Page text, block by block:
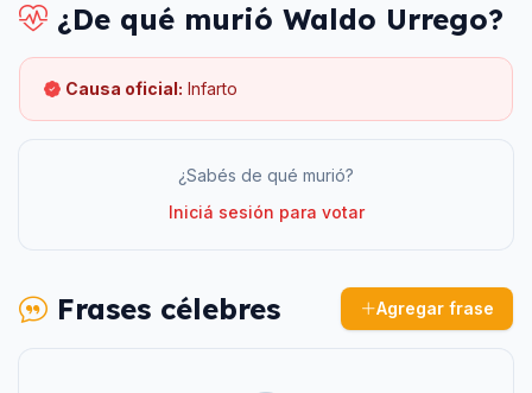
¿De qué murió Waldo Urrego?
Causa oficial: Infarto
¿Sabés de qué murió?
Iniciá sesión para votar
Frases célebres Agregar frase